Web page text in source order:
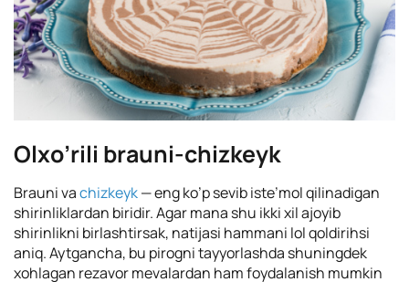
Olxo’rili brauni-chizkeyk
Brauni vachizkeyk— eng ko’p sevib iste’mol qilinadigan
shirinliklardan biridir. Agar mana shu ikki xil ajoyib
shirinlikni birlashtirsak, natijasi hammani lol qoldirihsi
aniq. Aytgancha, bu pirogni tayyorlashda shuningdek
xohlagan rezavor mevalardan ham foydalanish mumkin